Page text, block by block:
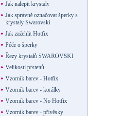
Jak nalepit krystaly
Jak správně označovat šperky s
krystaly Swarovski
Jak zažehlit Hotfix
Péče o šperky
Řezy krystalů SWAROVSKI
Velikosti prstenů
Vzorník barev - Hotfix
Vzorník barev - korálky
Vzorník barev - No Hotfix
Vzorník barev - přívěsky